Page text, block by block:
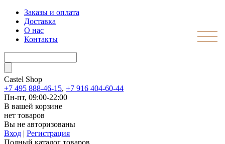
Заказы и оплата
Доставка
О нас
Контакты
Castel Shop
+7 495 888-46-15, +7 916 404-60-44
Пн-пт, 09:00-22:00
В вашей корзине
нет товаров
Вы не авторизованы
Вход | Регистрация
Полный каталог товаров